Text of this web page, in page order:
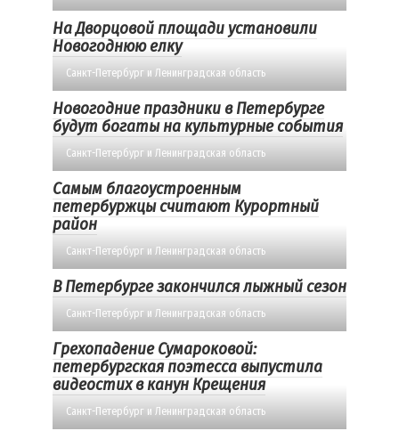
На Дворцовой площади установили
Новогоднюю елку
Санкт-Петербург и Ленинградская область
Новогодние праздники в Петербурге
будут богаты на культурные события
Санкт-Петербург и Ленинградская область
Самым благоустроенным
петербуржцы считают Курортный
район
Санкт-Петербург и Ленинградская область
В Петербурге закончился лыжный сезон
Санкт-Петербург и Ленинградская область
Грехопадение Сумароковой:
петербургская поэтесса выпустила
видеостих в канун Крещения
Санкт-Петербург и Ленинградская область